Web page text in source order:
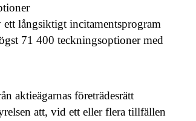
långsiktigt incitamentsprogram
71 400 teckningsoptioner med
aktieägarnas företrädesrätt
att, vid ett eller flera tillfällen